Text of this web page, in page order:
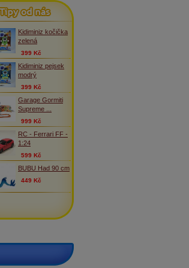
Tipy od nás
Kidiminiz kočička
zelená
399 Kč
Kidiminiz pejsek
modrý
399 Kč
Garage Gormiti
Supreme ...
999 Kč
RC - Ferrari FF -
1:24
599 Kč
BUBU Had 90 cm
449 Kč